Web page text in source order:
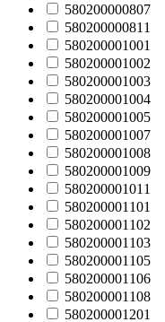
580200000807
580200000811
580200001001
580200001002
580200001003
580200001004
580200001005
580200001007
580200001008
580200001009
580200001011
580200001101
580200001102
580200001103
580200001105
580200001106
580200001108
580200001201